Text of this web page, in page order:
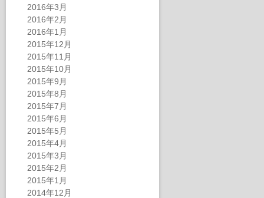
2016年3月
2016年2月
2016年1月
2015年12月
2015年11月
2015年10月
2015年9月
2015年8月
2015年7月
2015年6月
2015年5月
2015年4月
2015年3月
2015年2月
2015年1月
2014年12月